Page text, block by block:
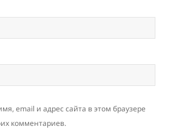
email и адрес сайта в этом браузере
комментариев.